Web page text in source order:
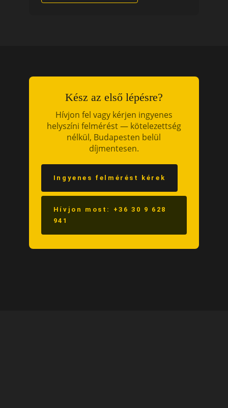
Kész az első lépésre?
Hívjon fel vagy kérjen ingyenes
helyszíni felmérést — kötelezettség
nélkül, Budapesten belül
díjmentesen.
Ingyenes felmérést kérek
Hívjon most: +36 30 9 628
941